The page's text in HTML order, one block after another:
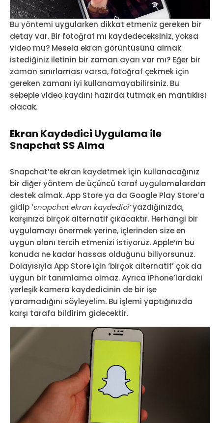
Bu yöntemi uygularken dikkat etmeniz gereken bir
detay var. Bir fotoğraf mı kaydedeceksiniz, yoksa
video mu? Mesela ekran görüntüsünü almak
istediğiniz iletinin bir zaman ayarı var mı? Eğer bir
zaman sınırlaması varsa, fotoğraf çekmek için
gereken zamanı iyi kullanamayabilirsiniz. Bu
sebeple video kaydını hazırda tutmak en mantıklısı
olacak.
Ekran Kaydedici Uygulama ile
Snapchat SS Alma
Snapchat’te ekran kaydetmek için kullanacağınız
bir diğer yöntem de üçüncü taraf uygulamalardan
destek almak. App Store ya da Google Play Store’a
gidip ‘snapchat ekran kaydedici’yazdığınızda,
karşınıza birçok alternatif çıkacaktır. Herhangi bir
uygulamayı önermek yerine, içlerinden size en
uygun olanı tercih etmenizi istiyoruz. Apple’ın bu
konuda ne kadar hassas olduğunu biliyorsunuz.
Dolayısıyla App Store için ‘birçok alternatif’ çok da
uygun bir tanımlama olmaz. Ayrıca iPhone’lardaki
yerleşik kamera kaydedicinin de bir işe
yaramadığını söyleyelim. Bu işlemi yaptığınızda
karşı tarafa bildirim gidecektir.